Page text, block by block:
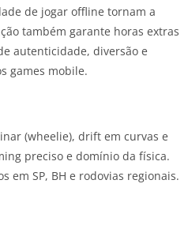
de jogar offline tornam a
também garante horas extras
autenticidade, diversão e
games mobile.
(wheelie), drift em curvas e
preciso e domínio da física.
em SP, BH e rodovias regionais.